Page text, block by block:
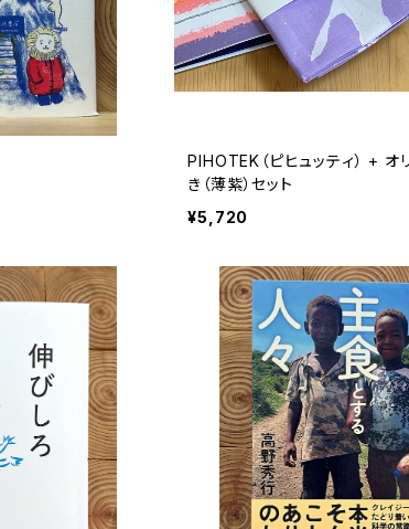
PIHOTEK（ピヒュッティ） + オ
き（薄紫）セット
¥5,720